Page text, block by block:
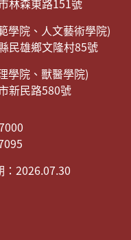
林森東路151號
學院、人文藝術學院)
民雄鄉文隆村85號
學院、獸醫學院)
新民路580號
：2026.07.30